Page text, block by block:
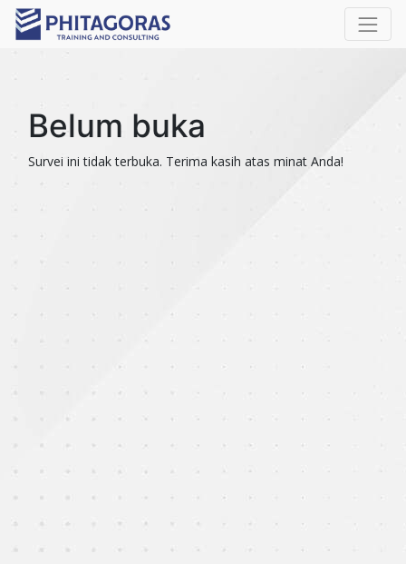
Belum buka
Survei ini tidak terbuka. Terima kasih atas minat Anda!